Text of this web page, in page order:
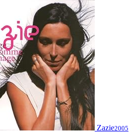
Zazie2005